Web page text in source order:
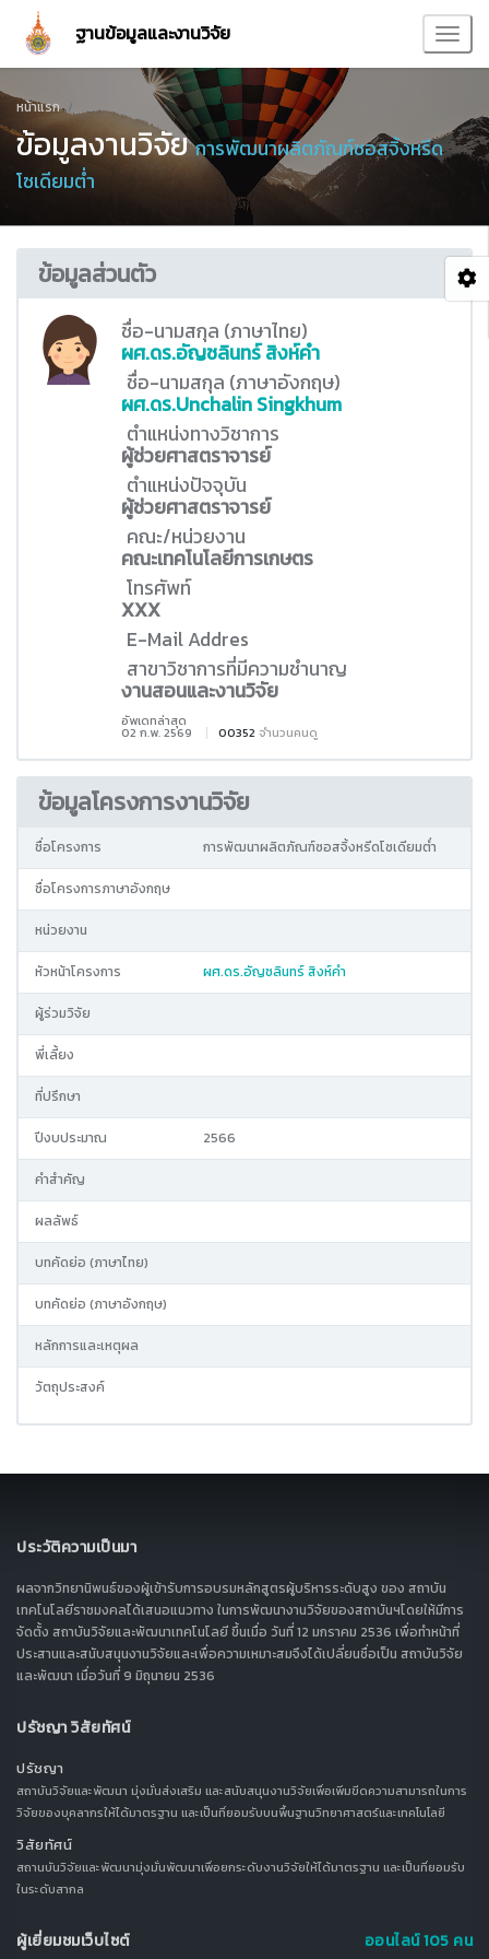
ฐานข้อมูลและงานวิจัย
หน้าแรก
ข้อมูลงานวิจัยการพัฒนาผลิตภัณฑ์ซอสจิ้งหรีด
โซเดียมต่ำ
ข้อมูลส่วนตัว
ชื่อ-นามสกุล (ภาษาไทย)
ผศ.ดร.อัญชลินทร์ สิงห์คำ
ชื่อ-นามสกุล (ภาษาอังกฤษ)
ผศ.ดร.Unchalin Singkhum
ตำแหน่งทางวิชาการ
ผู้ช่วยศาสตราจารย์
ตำแหน่งปัจจุบัน
ผู้ช่วยศาสตราจารย์
คณะ/หน่วยงาน
คณะเทคโนโลยีการเกษตร
โทรศัพท์
XXX
E-Mail Addres
สาขาวิชาการที่มีความชำนาญ
งานสอนและงานวิจัย
อัพเดทล่าสุด
02 ก.พ. 2569 00352 จำนวนคนดู
ข้อมูลโครงการงานวิจัย
ชื่อโครงการ การพัฒนาผลิตภัณฑ์ซอสจิ้งหรีดโซเดียมต่ำ
ชื่อโครงการภาษาอังกฤษ
หน่วยงาน
หัวหน้าโครงการ ผศ.ดร.อัญชลินทร์ สิงห์คำ
ผู้ร่วมวิจัย
พี่เลี้ยง
ที่ปรึกษา
ปีงบประมาณ 2566
คำสำคัญ
ผลลัพธ์
บทคัดย่อ (ภาษาไทย)
บทคัดย่อ (ภาษาอังกฤษ)
หลักการและเหตุผล
วัตถุประสงค์
ประวัติความเป็นมา
ผลจากวิทยานิพนธ์ของผู้เข้ารับการอบรมหลักสูตรผู้บริหารระดับสูง ของ สถาบัน
เทคโนโลยีราชมงคลได้เสนอแนวทาง ในการพัฒนางานวิจัยของสถาบันฯโดยให้มีการ
จัดตั้ง สถาบันวิจัยและพัฒนาเทคโนโลยี ขึ้นเมื่อ วันที่ 12 มกราคม 2536 เพื่อทำหน้าที่
ประสานและสนับสนุนงานวิจัยและเพื่อความเหมาะสมจึงได้เปลี่ยนชื่อเป็น สถาบันวิจัย
และพัฒนา เมื่อวันที่ 9 มิถุนายน 2536
ปรัชญา วิสัยทัศน์
ปรัชญา
สถาบันวิจัยและพัฒนา มุ่งมั่นส่งเสริม และสนับสนุนงานวิจัยเพื่อเพิ่มขีดความสามารถในการ
วิจัยของบุคลากรให้ได้มาตรฐาน และเป็นที่ยอมรับบนพื้นฐานวิทยาศาสตร์และเทคโนโลยี
วิสัยทัศน์
สถานบันวิจัยและพัฒนามุ่งมั่นพัฒนาเพื่อยกระดับงานวิจัยให้ได้มาตรฐาน และเป็นที่ยอมรับ
ในระดับสากล
ผู้เยี่ยมชมเว็บไซต์ ออนไลน์ 105 คน